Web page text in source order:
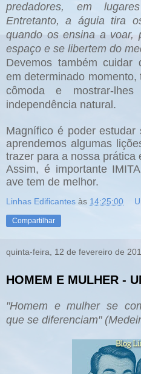
predadores, em
Entretanto, a águia tira
quando os ensina a voar,
espaço e se libertem do
Devemos também cuidar
em determinado
cômoda e mostrar-
independência natural.
Magnífico é poder
aprendemos algumas
trazer para a nossa prática
Assim, é importante
ave tem de melhor.
Linhas Edificantes às 14:25:00
Compartilhar
quinta-feira, 12 de fevereiro de
HOMEM E MULHER -
"Homem e mulher se
que se diferenciam"